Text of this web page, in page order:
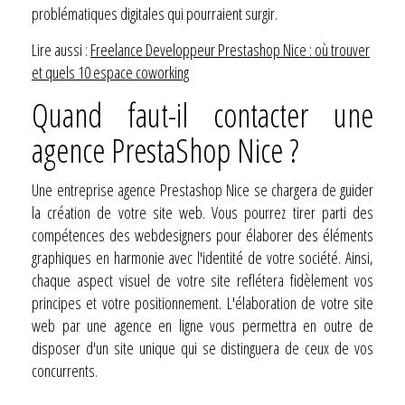
problématiques digitales qui pourraient surgir.
Lire aussi : Freelance Developpeur Prestashop Nice : où trouver
et quels 10 espace coworking
Quand faut-il contacter une
agence PrestaShop Nice ?
Une entreprise agence Prestashop Nice se chargera de guider
la création de votre site web. Vous pourrez tirer parti des
compétences des webdesigners pour élaborer des éléments
graphiques en harmonie avec l'identité de votre société. Ainsi,
chaque aspect visuel de votre site reflétera fidèlement vos
principes et votre positionnement. L'élaboration de votre site
web par une agence en ligne vous permettra en outre de
disposer d'un site unique qui se distinguera de ceux de vos
concurrents.